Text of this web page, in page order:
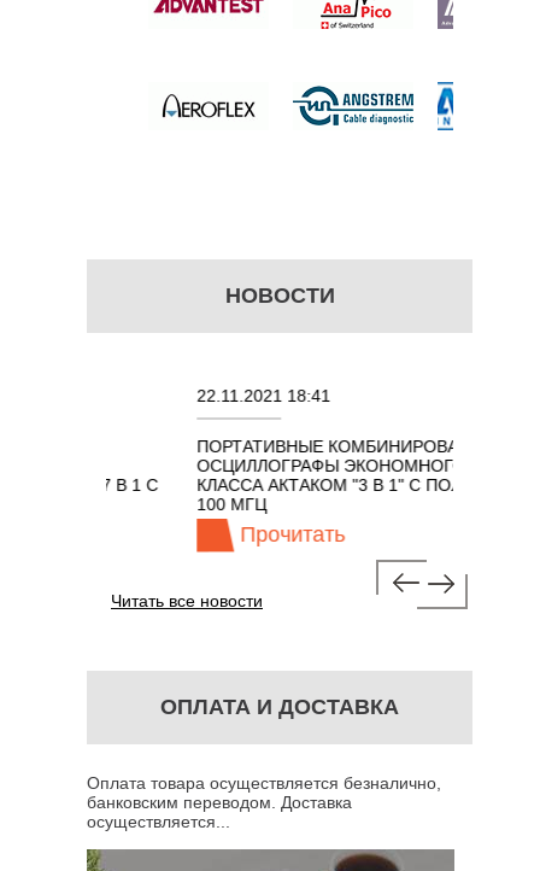
НОВОСТИ
7 В 1 С
22.11.2021 18:41
ПОРТАТИВНЫЕ КОМБИНИРОВАННЫЕ
ОСЦИЛЛОГРАФЫ ЭКОНОМНОГО
КЛАССА АКТАКОМ "3 В 1" С ПОЛОСОЙ
100 МГЦ
Прочитать
Читать все новости
ОПЛАТА И ДОСТАВКА
Оплата товара осуществляется безналично,
банковским переводом. Доставка
осуществляется...